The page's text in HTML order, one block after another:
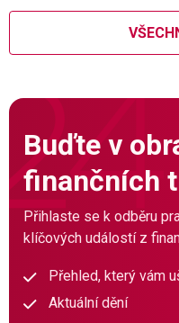
Buďte v
finančních
Přihlaste se k odběru
klíčových událostí z
Přehled, který vám
Aktuální dění